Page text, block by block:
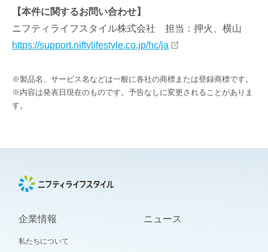
【本件に関するお問い合わせ】
ニフティライフスタイル株式会社 担当：押火、横山
https://support.niftylifestyle.co.jp/hc/ja
※製品名、サービス名などは一般に各社の商標または登録商標です。
※内容は発表日現在のものです。予告なしに変更されることがありま
す。
企業情報
私たちについて
ニュース